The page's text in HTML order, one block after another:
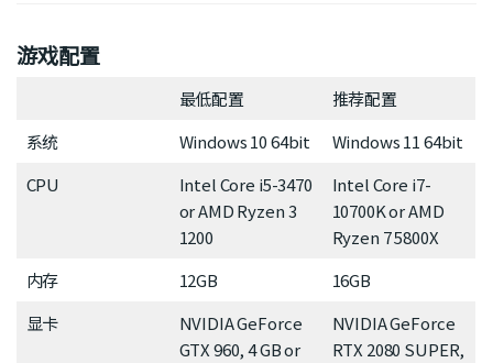
游戏配置
最低配置
推荐配置
系统
Windows 10 64bit
Windows 11 64bit
CPU
Intel Core i5-3470
or AMD Ryzen 3
1200
Intel Core i7-
10700K or AMD
Ryzen 7 5800X
内存
12GB
16GB
显卡
NVIDIA GeForce
GTX 960, 4 GB or
NVIDIA GeForce
RTX 2080 SUPER,